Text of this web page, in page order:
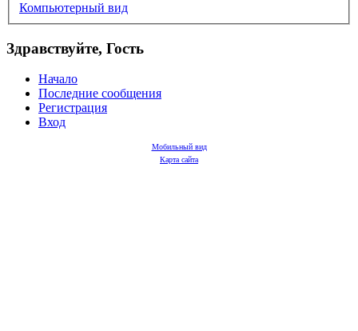
Компьютерный вид
Здравствуйте, Гость
Начало
Последние сообщения
Регистрация
Вход
Мобильный вид
Карта сайта